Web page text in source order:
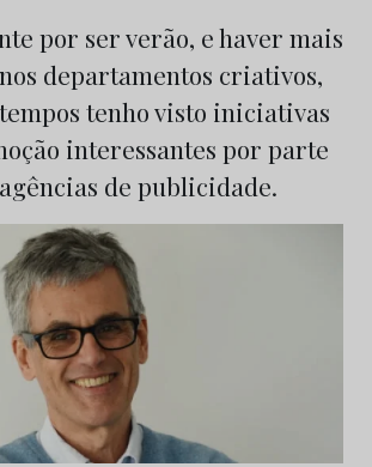
por ser verão, e haver mais
departamentos criativos,
tenho visto iniciativas
interessantes por parte
de publicidade.